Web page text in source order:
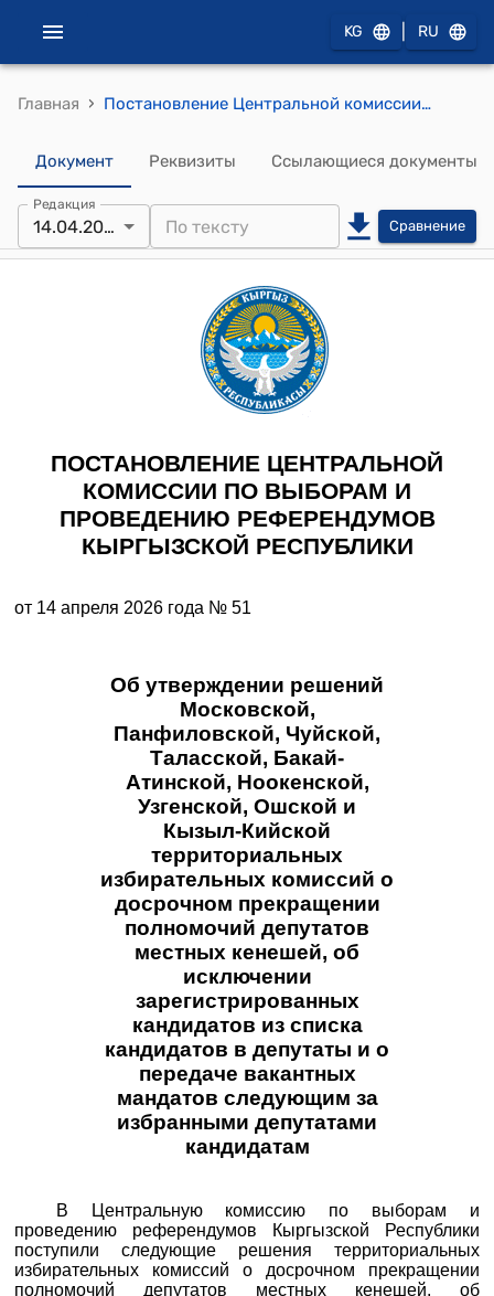
KG RU
Главная › Постановление Центральной комиссии по выборам и проведению референдумов КР от 14 апреля 2026 года № 51 "Об утверждении решений Московской, Панфиловской, Чуйской, Таласской, Бакай-Атинской, Ноокенской, Узгенской, Ошской и Кызыл-Кийской территориальных избирательных комиссий о досрочном прекращении полномочий депутатов местных кенешей, об исключении зарегистрированных кандидатов из списка кандидатов в депутаты и о передаче вакантных мандатов следующим за избранными депутатами кандидатам"
Документ Реквизиты Ссылающиеся документы
Редакция
14.04.2026 Сравнение